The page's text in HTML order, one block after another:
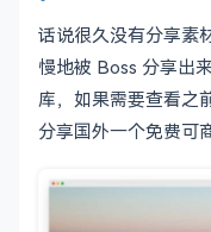
话说很久没有分享素
慢地被 Boss 分享出
库，如果需要查看之
分享国外一个免费可